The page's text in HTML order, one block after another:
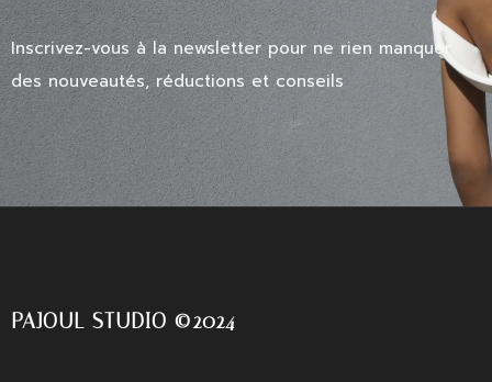
Inscrivez-vous à la newsletter pour ne rien manquer
des nouveautés, réductions et conseils
PAJOUL STUDIO ©2024